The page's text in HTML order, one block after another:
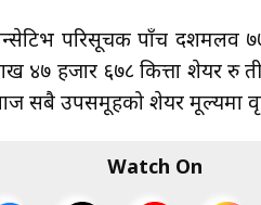
सेन्सेटिभ परिसूचक पाँच
४७ हजार ६७८ कित्ता शेयर रु
सबै उपसमूहको शेयर मूल्यमा
Watch On